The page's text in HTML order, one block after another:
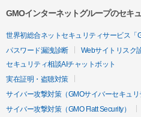
GMOインターネットグループのセキ
世界初総合ネットセキュリティサービス「
パスワード漏洩診断
Webサイトリスク
セキュリティ相談AIチャットボット
実在証明・盗聴対策
サイバー攻撃対策（GMOサイバーセキュリ
サイバー攻撃対策（GMO Flatt Security）